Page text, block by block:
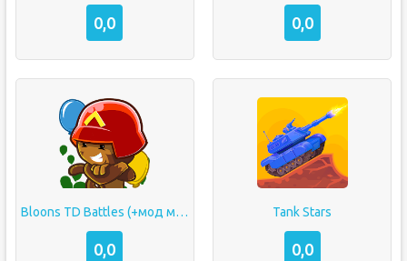
0,0 0,0
Bloons TD Battles (+мод много денег)
0,0
Tank Stars
0,0